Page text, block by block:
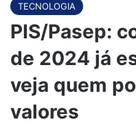
TECNOLOGIA
PIS/Pasep:
de 2024 já
veja quem
valores